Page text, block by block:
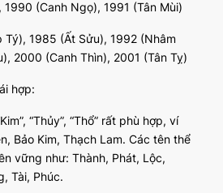
(Canh Ngọ), 1991 (Tân Mùi)
Tý), 1985 (Ất Sửu), 1992 (Nhâm
2000 (Canh Thìn), 2001 (Tân Tỵ)
hợp:
“Thủy”, “Thổ” rất phù hợp, ví
Bảo Kim, Thạch Lam. Các tên thể
vững như: Thành, Phát, Lộc,
Tài, Phúc.